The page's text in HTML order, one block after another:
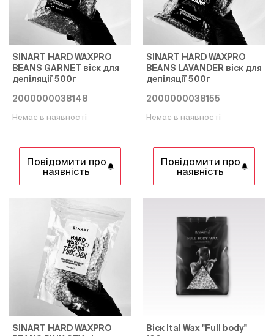
SINART HARD WAXPRO
BEANS GARNET віск для
депіляції 500г
2000000038148
Немає в наявності
Повідомити про
наявність
SINART HARD WAXPRO
BEANS LAVANDER віск для
депіляції 500г
2000000038155
Немає в наявності
Повідомити про
наявність
SINART HARD WAXPRO
Віск Ital Wax "Full body"